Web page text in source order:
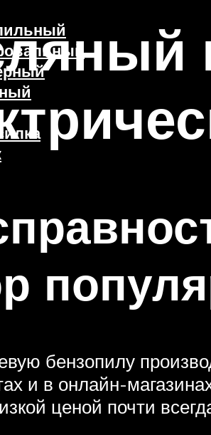
бензопилу
и в онлайн-
ценой почти